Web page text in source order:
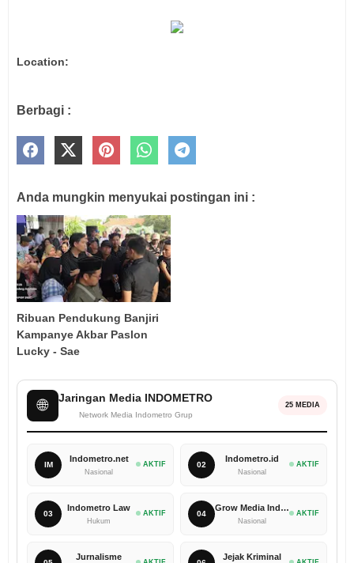
Location:
Berbagi :
Anda mungkin menyukai postingan ini :
Ribuan Pendukung Banjiri
Kampanye Akbar Paslon
Lucky - Sae
🌐 Jaringan Media INDOMETRO
Network Media Indometro Grup
25 MEDIA
IM
Indometro.net
Nasional
AKTIF 02
Indometro.id
Nasional
AKTIF
03
Indometro Law
Hukum
AKTIF 04
Grow Media Indonesia
Nasional
AKTIF
Jurnalisme Jejak Kriminal